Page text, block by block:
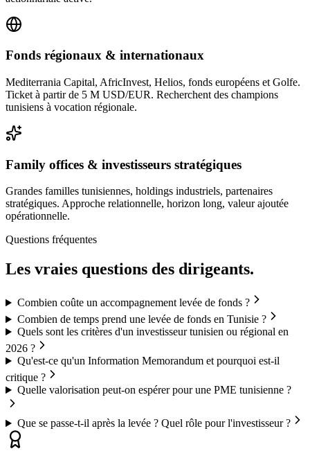
Fonds régionaux & internationaux
Mediterrania Capital, AfricInvest, Helios, fonds européens et Golfe.
Ticket à partir de 5 M USD/EUR. Recherchent des champions
tunisiens à vocation régionale.
Family offices & investisseurs stratégiques
Grandes familles tunisiennes, holdings industriels, partenaires
stratégiques. Approche relationnelle, horizon long, valeur ajoutée
opérationnelle.
Questions fréquentes
Les vraies questions des dirigeants.
Combien coûte un accompagnement levée de fonds ?
Combien de temps prend une levée de fonds en Tunisie ?
Quels sont les critères d'un investisseur tunisien ou régional en
2026 ?
Qu'est-ce qu'un Information Memorandum et pourquoi est-il
critique ?
Quelle valorisation peut-on espérer pour une PME tunisienne ?
Que se passe-t-il après la levée ? Quel rôle pour l'investisseur ?